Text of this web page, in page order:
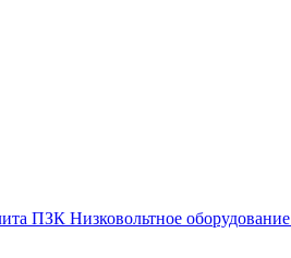
ПЗК Низковольтное оборудование